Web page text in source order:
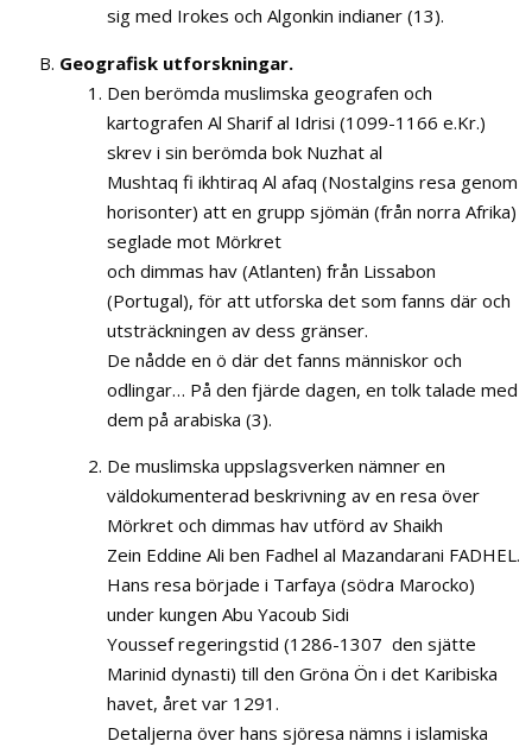
sig med Irokes och Algonkin indianer (13).
Geografisk utforskningar.
Den berömda muslimska geografen och
kartografen Al Sharif al Idrisi (1099-1166 e.Kr.)
skrev i sin berömda bok Nuzhat al
Mushtaq fi ikhtiraq Al afaq (Nostalgins resa genom
horisonter) att en grupp sjömän (från norra Afrika)
seglade mot Mörkret
och dimmas hav (Atlanten) från Lissabon
(Portugal), för att utforska det som fanns där och
utsträckningen av dess gränser.
De nådde en ö där det fanns människor och
odlingar… På den fjärde dagen, en tolk talade med
dem på arabiska (3).
De muslimska uppslagsverken nämner en
väldokumenterad beskrivning av en resa över
Mörkret och dimmas hav utförd av Shaikh
Zein Eddine Ali ben Fadhel al Mazandarani FADHEL.
Hans resa började i Tarfaya (södra Marocko)
under kungen Abu Yacoub Sidi
Youssef regeringstid (1286-1307  den sjätte
Marinid dynasti) till den Gröna Ön i det Karibiska
havet, året var 1291.
Detaljerna över hans sjöresa nämns i islamiska